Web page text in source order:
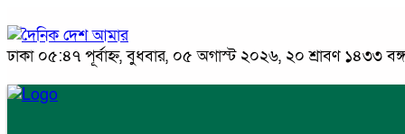
ঢাকা ০৫:৪৭ পূর্বাহ্ন, বুধবার, ০৫ অগাস্ট ২০২৬, ২০ শ্রাবণ ১৪৩৩